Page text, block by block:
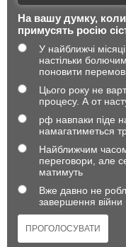
На вашу думку, коли
примусять росію
У найближчі
настільки
поновити
Цього року не
процесу. А от
рф навпаки піде
намагатиметься
Найближчим
переговори, але
матимуть
Вже давно не
завершення війни